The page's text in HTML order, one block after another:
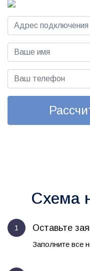
Схема
Оставьте
Заполните все